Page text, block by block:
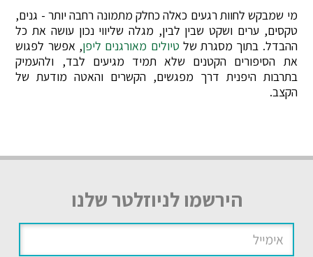
מי שמבקש לחוות רגעים כאלה כחלק מתמונה רחבה יותר - גנים,
טקסים, ערים ושקט שבין לבין, מגלה שליווי נכון עושה את כל
ההבדל. בתוך מסגרת של טיולים מאורגנים ליפן, אפשר לפגוש
את הסיפורים הקטנים שלא תמיד מגיעים לבד, ולהעמיק
בתרבות היפנית דרך מפגשים, הקשרים והאטה מודעת של
הקצב.
הירשמו לניוזלטר שלנו